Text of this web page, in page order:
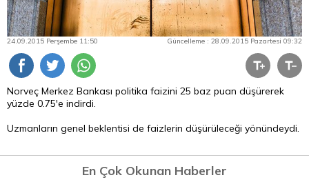
24.09.2015 Perşembe 11:50 Güncelleme : 28.09.2015 Pazartesi 09:32
Norveç Merkez Bankası politika faizini 25 baz puan düşürerek
yüzde 0.75'e indirdi.
Uzmanların genel beklentisi de faizlerin düşürüleceği yönündeydi.
En Çok Okunan Haberler